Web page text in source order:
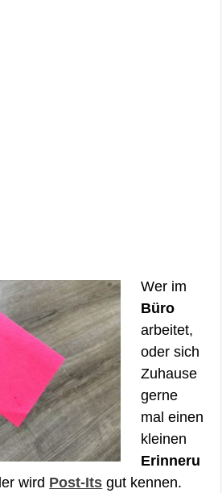
Wer im
Büro
arbeitet,
oder sich
Zuhause
gerne
mal einen
kleinen
Erinneru
wird Post-Its gut kennen.